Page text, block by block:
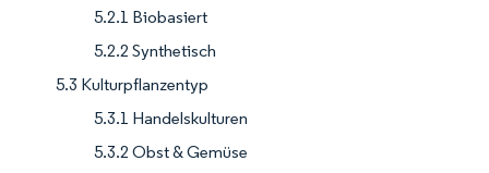
5.2.1 Biobasiert
5.2.2 Synthetisch
5.3 Kulturpflanzentyp
5.3.1 Handelskulturen
5.3.2 Obst & Gemüse